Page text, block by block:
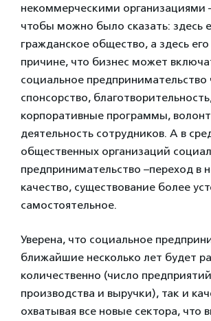
некоммерческими организациями
чтобы можно было сказать: здесь
гражданское общество, а здесь
причине, что бизнес может
социальное предпринимательство
спонсорство,
корпоративные программы,
деятельность сотрудников. А в
общественных организаций
предпринимательство –переход в
качество, существование более
самостоятельное.
Уверена, что социальное
ближайшие несколько лет будет
количественно (число
производства и выручки), так и
охватывая все новые сектора, что